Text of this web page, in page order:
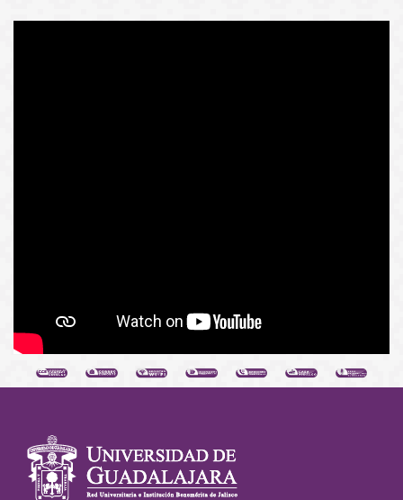
Información
del portal